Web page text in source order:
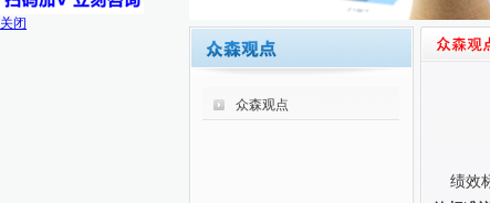
众森观点
绩效
关闭